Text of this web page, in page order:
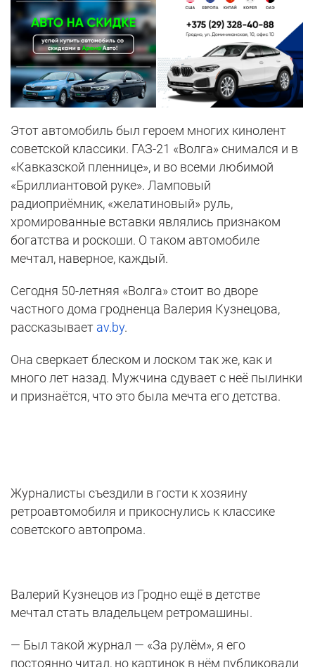
Этот автомобиль был героем многих кинолент
советской классики. ГАЗ-21 «Волга» снимался и в
«Кавказской пленнице», и во всеми любимой
«Бриллиантовой руке». Ламповый
радиоприёмник, «желатиновый» руль,
хромированные вставки являлись признаком
богатства и роскоши. О таком автомобиле
мечтал, наверное, каждый.
Сегодня 50-летняя «Волга» стоит во дворе
частного дома гродненца Валерия Кузнецова,
рассказывает av.by.
Она сверкает блеском и лоском так же, как и
много лет назад. Мужчина сдувает с неё пылинки
и признаётся, что это была мечта его детства.
Журналисты съездили в гости к хозяину
ретроавтомобиля и прикоснулись к классике
советского автопрома.
Валерий Кузнецов из Гродно ещё в детстве
мечтал стать владельцем ретромашины.
— Был такой журнал — «За рулём», я его
постоянно читал, но картинок в нём публиковали